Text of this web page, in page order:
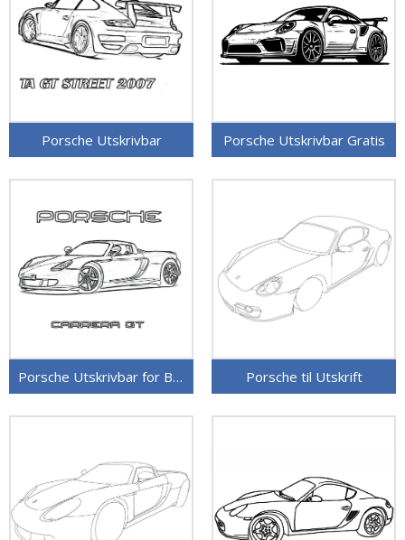
Porsche Utskrivbar Porsche Utskrivbar Gratis
Porsche Utskrivbar for Barn Porsche til Utskrift